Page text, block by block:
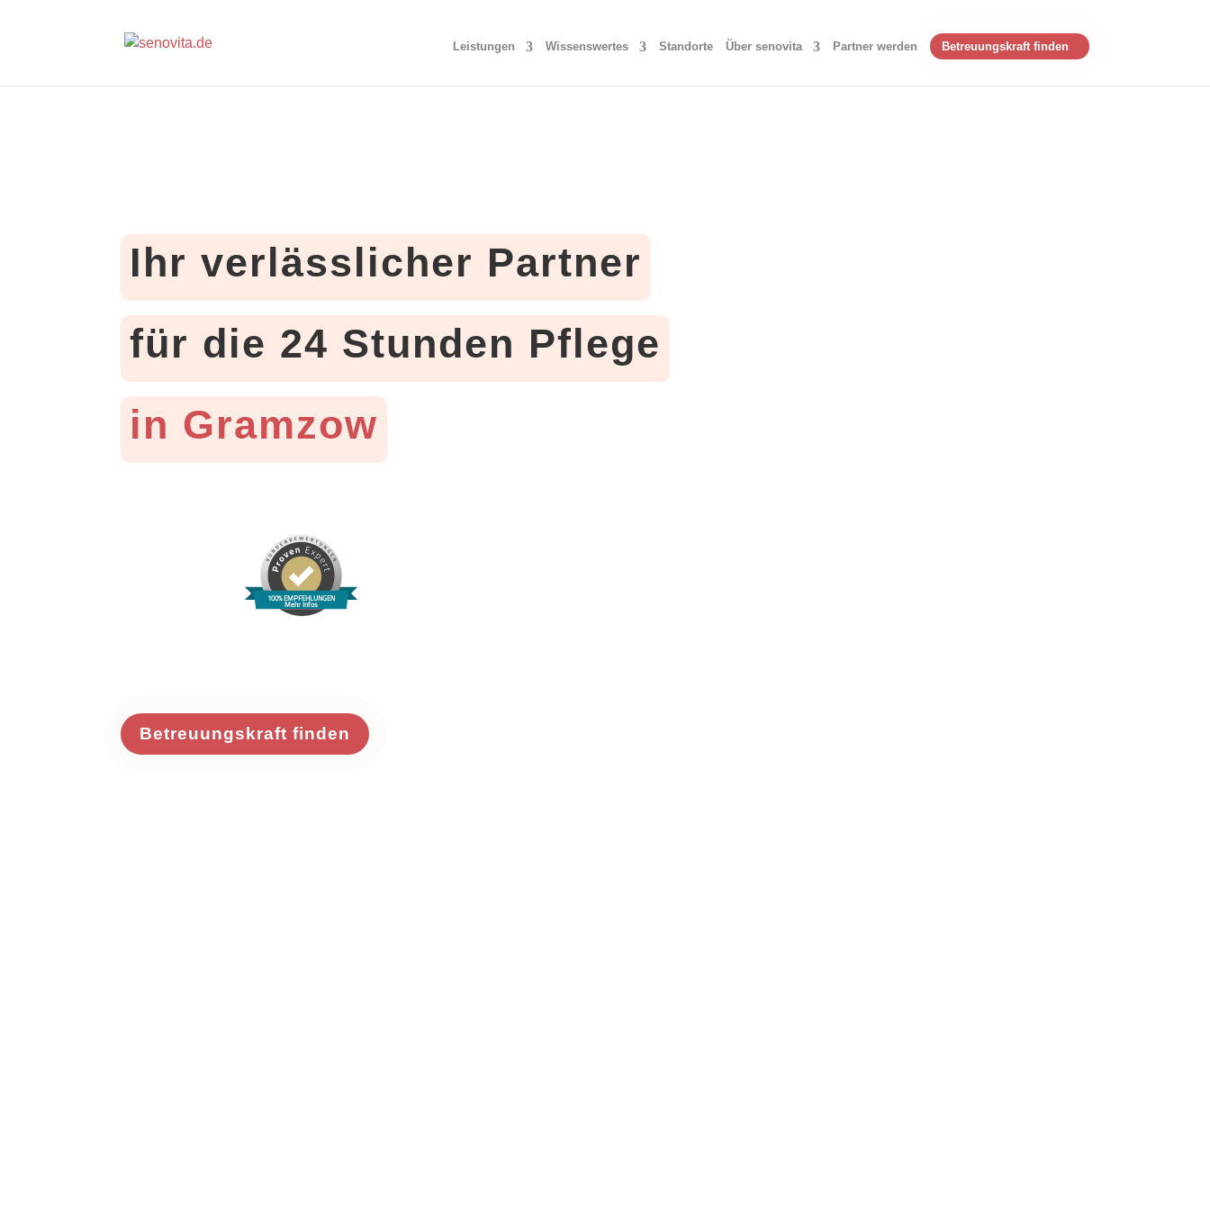
Leistungen Wissenswertes Standorte Über senovita Partner werden Betreuungskraft finden
Ihr verlässlicher Partner
für die 24 Stunden Pflege
in Gramzow
100% EMPFEHLUNGEN
Mehr Infos
Betreuungskraft finden